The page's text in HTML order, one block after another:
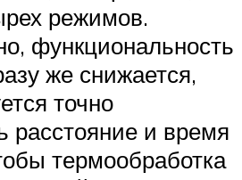
режимов.
функциональность
же снижается,
точно
расстояние и время
термообработка